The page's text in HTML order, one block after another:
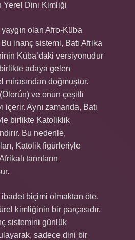
Yerel Dini Kimliği
olan Afro-Küba
inanç sistemi, Batı Afrika
Küba’daki versiyonudur
adaya gelen
mirasından doğmuştur.
ve onun çeşitli
içerir. Aynı zamanda, Batı
birlikte Katoliklik
Bu nedenle,
Katolik figürleriyle
tanrıların
biçimi olmaktan öte,
kimliğinin bir parçasıdır.
sistemini günlük
sadece dini bir